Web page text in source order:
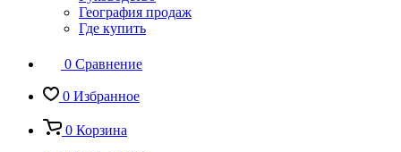
География продаж
Где купить
0 Сравнение
0 Избранное
0 Корзина